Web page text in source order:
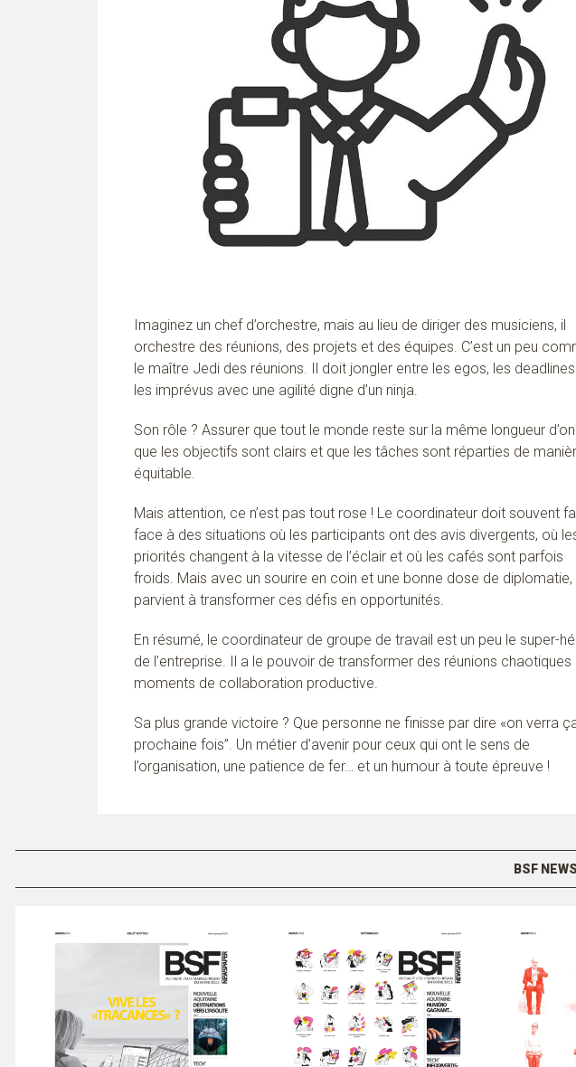
Imaginez un chef d’orchestre, mais au lieu de diriger des musiciens, il
orchestre des réunions, des projets et des équipes. C’est un peu
le maître Jedi des réunions. Il doit jongler entre les egos, les
les imprévus avec une agilité digne d’un ninja.
Son rôle ? Assurer que tout le monde reste sur la même longueur
que les objectifs sont clairs et que les tâches sont réparties de
équitable.
Mais attention, ce n’est pas tout rose ! Le coordinateur doit souvent
face à des situations où les participants ont des avis divergents, où
priorités changent à la vitesse de l’éclair et où les cafés sont parfois
froids. Mais avec un sourire en coin et une bonne dose de diplomatie,
parvient à transformer ces défis en opportunités.
En résumé, le coordinateur de groupe de travail est un peu le super-
de l’entreprise. Il a le pouvoir de transformer des réunions chaotiques
moments de collaboration productive.
Sa plus grande victoire ? Que personne ne finisse par dire «on verra
prochaine fois”. Un métier d’avenir pour ceux qui ont le sens de
l’organisation, une patience de fer… et un humour à toute épreuve !
BSF